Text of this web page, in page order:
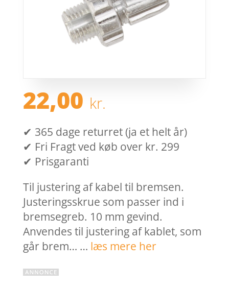
22,00 kr.
✔ 365 dage returret (ja et helt år)
✔ Fri Fragt ved køb over kr. 299
✔ Prisgaranti
Til justering af kabel til bremsen.
Justeringsskrue som passer ind i
bremsegreb. 10 mm gevind.
Anvendes til justering af kablet, som
går brem… … læs mere her